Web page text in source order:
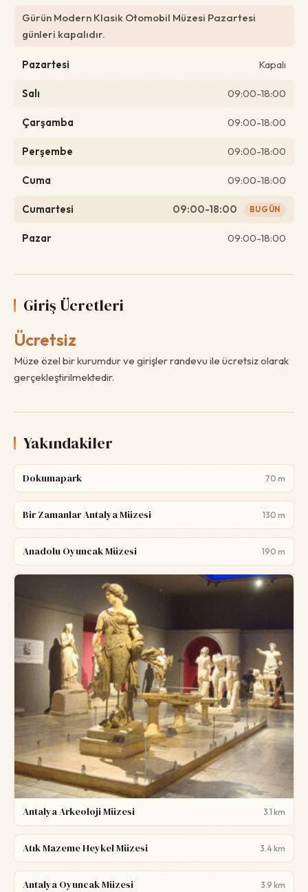
Gürün Modern Klasik Otomobil Müzesi Pazartesi
günleri kapalıdır.
Pazartesi Kapalı
Salı 09:00-18:00
Çarşamba 09:00-18:00
Perşembe 09:00-18:00
Cuma 09:00-18:00
Cumartesi 09:00-18:00 BUGÜN
Pazar 09:00-18:00
Giriş Ücretleri
Ücretsiz
Müze özel bir kurumdur ve girişler randevu ile ücretsiz olarak
gerçekleştirilmektedir.
Yakındakiler
Dokumapark 70 m
Bir Zamanlar Antalya Müzesi 130 m
Anadolu Oyuncak Müzesi 190 m
Antalya Arkeoloji Müzesi 3.1 km
Atık Mazeme Heykel Müzesi 3.4 km
Antalya Oyuncak Müzesi 3.9 km